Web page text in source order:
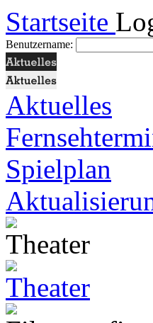
Startseite
Benutzername:
Aktuelles
Spielplan